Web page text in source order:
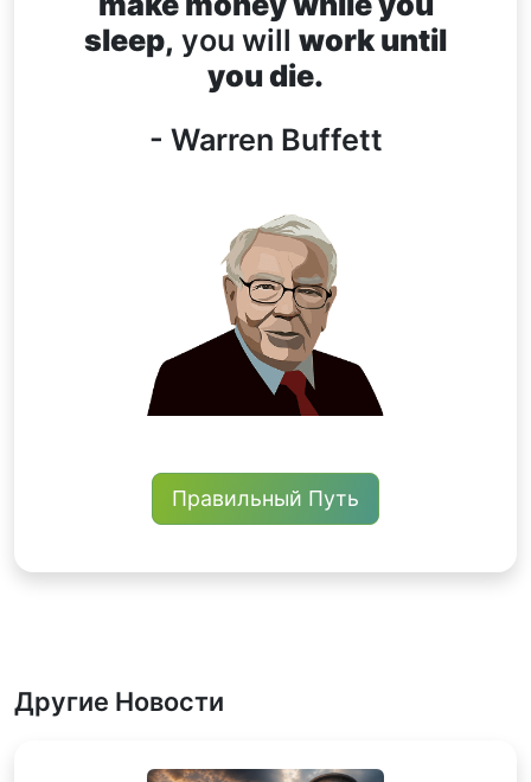
sleep, you will work until
you die.
- Warren Buffett
Правильный Путь
Другие Новости